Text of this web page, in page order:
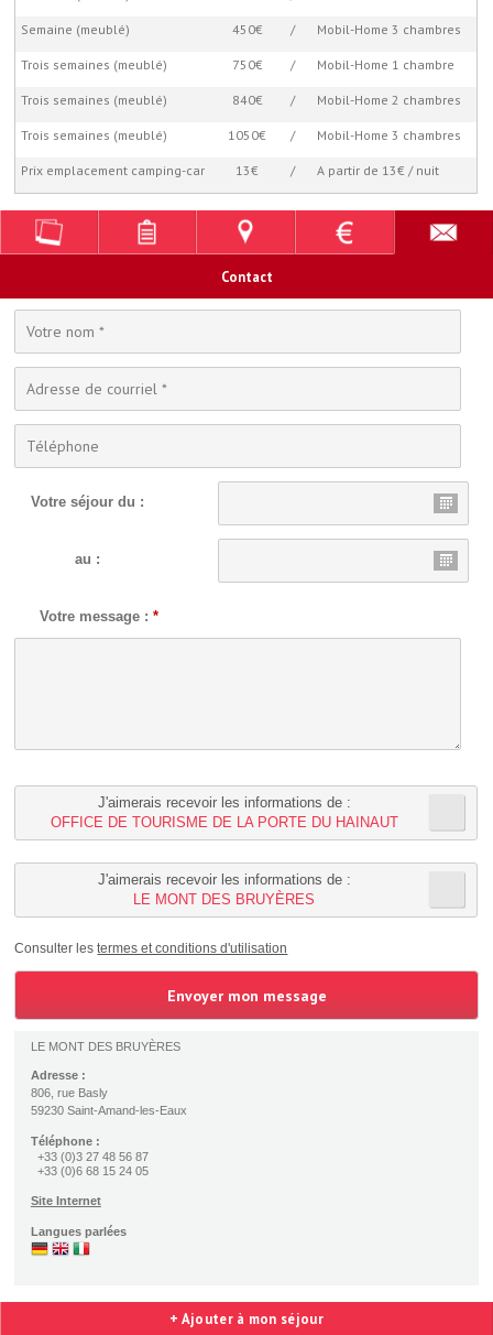
Semaine (meublé) 450€ / Mobil-Home 3 chambres
Trois semaines (meublé) 750€ / Mobil-Home 1 chambre
Trois semaines (meublé) 840€ / Mobil-Home 2 chambres
Trois semaines (meublé) 1050€ / Mobil-Home 3 chambres
Prix emplacement camping-car 13€ / A partir de 13€ / nuit
Contact
Votre séjour du :
au :
Votre message : *
J'aimerais recevoir les informations de :
OFFICE DE TOURISME DE LA PORTE DU HAINAUT
J'aimerais recevoir les informations de :
LE MONT DES BRUYÈRES
Consulter lestermes et conditions d'utilisation
LE MONT DES BRUYÈRES
Adresse :
806, rue Basly
59230 Saint-Amand-les-Eaux
Téléphone :
+33 (0)3 27 48 56 87
+33 (0)6 68 15 24 05
Site Internet
Langues parlées
+ Ajouter à mon séjour